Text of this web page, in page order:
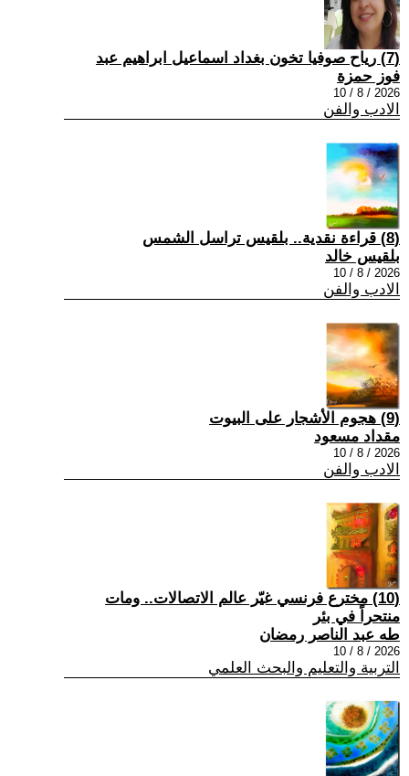
(7) رياح صوفيا تخون بغداد اسماعيل ابراهيم عبد
فوز حمزة
2026 / 8 / 10
الادب والفن
(8) قراءة نقدية.. بلقيس تراسل الشمس
بلقيس خالد
2026 / 8 / 10
الادب والفن
(9) هجوم الأشجار على البيوت
مقداد مسعود
2026 / 8 / 10
الادب والفن
(10) مخترع فرنسي غيّر عالم الاتصالات.. ومات
منتحراً في بئر
طه عبد الناصر رمضان
2026 / 8 / 10
التربية والتعليم والبحث العلمي